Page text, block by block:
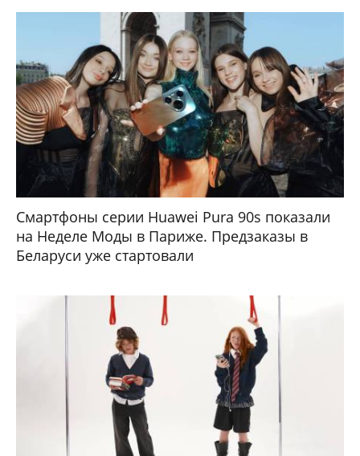
Смартфоны серии Huawei Pura 90s показали
на Неделе Моды в Париже. Предзаказы в
Беларуси уже стартовали